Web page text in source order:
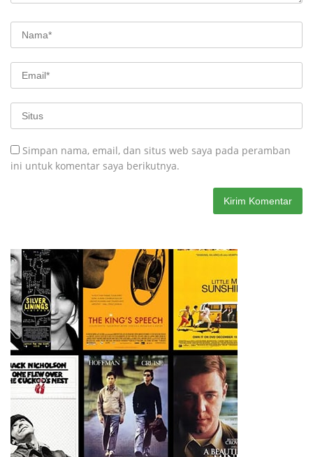
Simpan nama, email, dan situs web saya pada peramban
ini untuk komentar saya berikutnya.